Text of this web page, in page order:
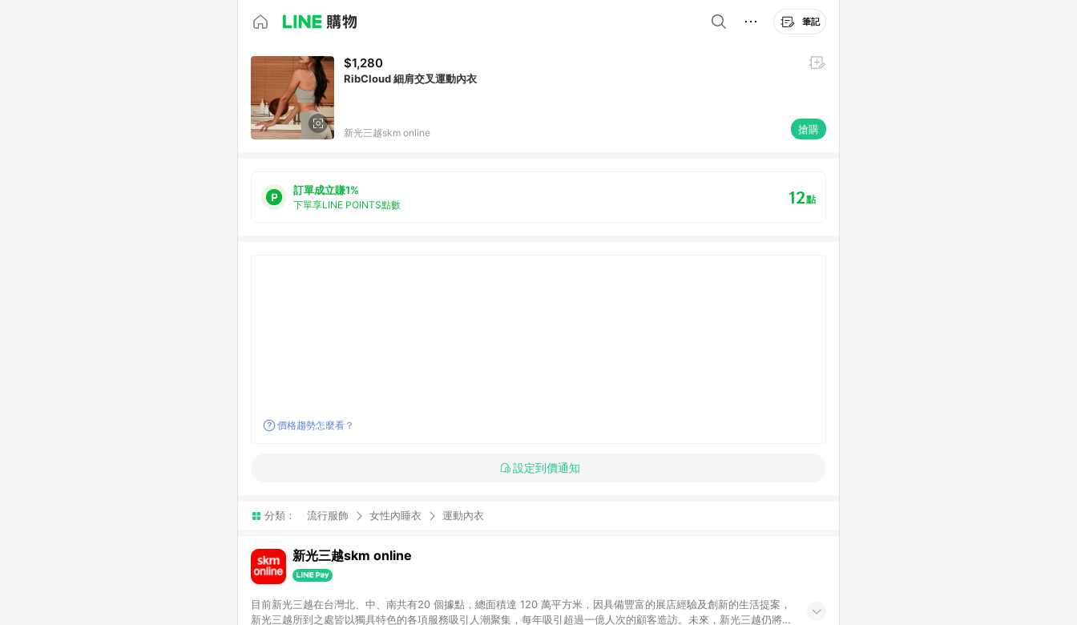
筆記
$1,280
RibCloud 細肩交叉運動內衣
新光三越skm online 搶購
訂單成立賺1%
下單享LINE POINTS點數 12點
價格趨勢怎麼看？
設定到價通知
分類： 流行服飾 女性內睡衣 運動內衣
新光三越skm online
目前新光三越在台灣北、中、南共有20 個據點，總面積達 120 萬平方米，因具備豐富的展店經驗及創新的生活提案，
新光三越所到之處皆以獨具特色的各項服務吸引人潮聚集，每年吸引超過一億人次的顧客造訪。未來，新光三越仍將秉